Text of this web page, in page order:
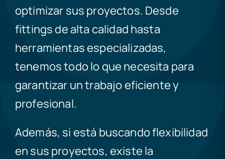
optimizar sus proyectos. Desde
fittings de alta calidad hasta
herramientas especializadas,
tenemos todo lo que necesita para
garantizar un trabajo eficiente y
profesional.
Además, si está buscando flexibilidad
en sus proyectos, existe la